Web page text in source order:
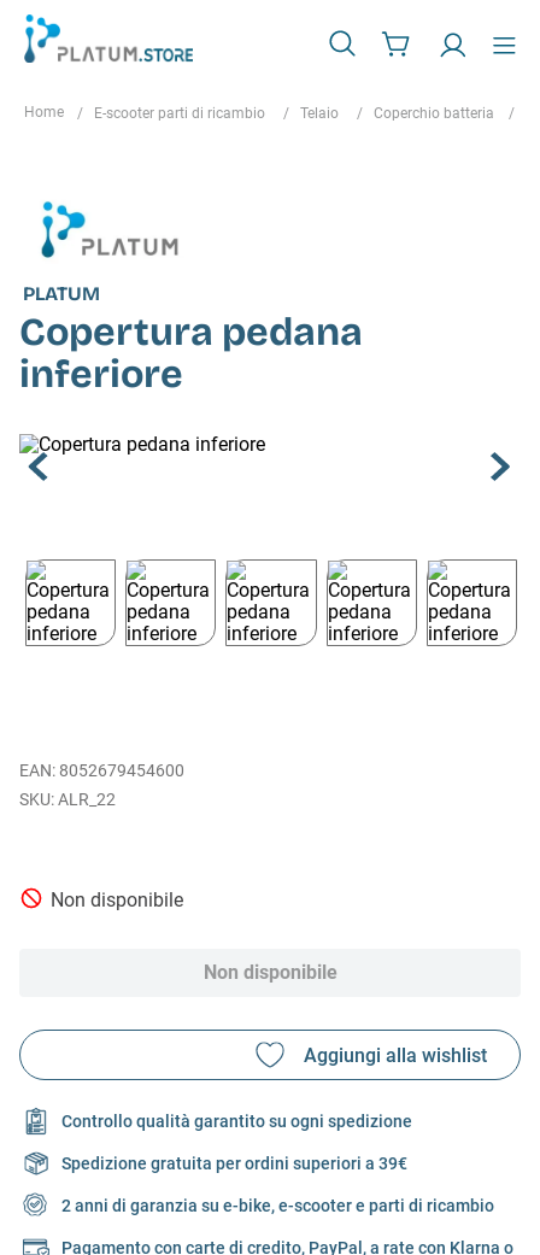
E-scooter parti di ricambio Telaio Coperchio batteria
PLATUM
Copertura pedana
inferiore
EAN: 8052679454600
ALR_22
Non disponibile
Non disponibile
Controllo qualità garantito su ogni spedizione
Spedizione gratuita per ordini superiori a 39€
2 anni di garanzia su e-bike, e-scooter e parti di ricambio
Pagamento con carte di credito, PayPal, a rate con Klarna o